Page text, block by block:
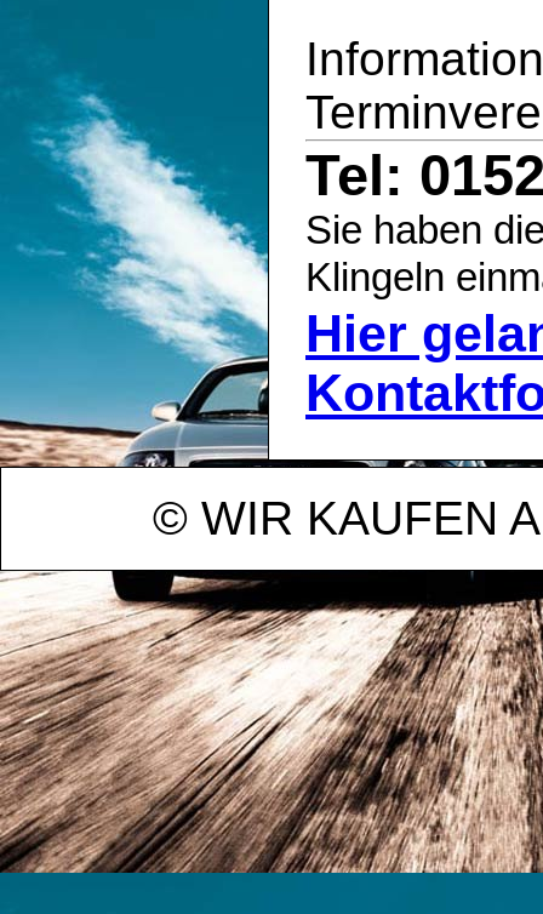
Tel:
Sie haben
Klingeln
Hier
© WIR KAUFEN